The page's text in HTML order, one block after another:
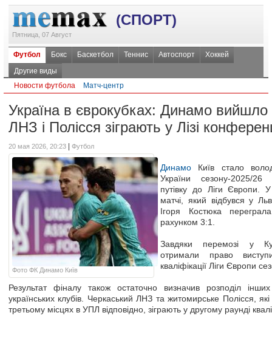
(СПОРТ)
Пятница, 07 Август
Футбол Бокс Баскетбол Теннис Автоспорт
Хоккей
Другие виды
Новости футбола
Матч-центр
Україна в єврокубках: Динамо вийшло
ЛНЗ і Полісся зіграють у Лізі
20 мая 2026, 20:23 Футбол
Фото ФК Динамо Київ
Динамо Київ стало
України сезону-2025/
путівку до Ліги Європи.
матчі, який відбувся у
Ігоря Костюка
рахунком 3:1.
Завдяки перемозі у
отримали право
кваліфікації Ліги Європи
Результат фіналу також остаточно визначив розподіл
українських клубів. Черкаський ЛНЗ та житомирське Полісся,
третьому місцях в УПЛ відповідно, зіграють у другому раунді